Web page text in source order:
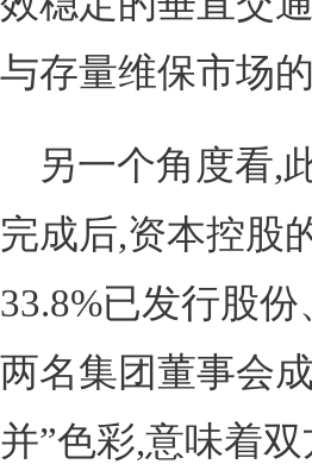
与存量维保市场
另一个角度看,
完成后,资本控股
33.8%已发行股
两名集团董事会
并”色彩,意味着